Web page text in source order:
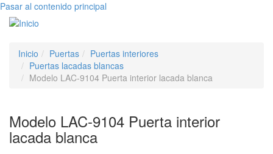
Pasar al contenido principal
Inicio
Puertas
Puertas interiores
Puertas lacadas blancas
Modelo LAC-9104 Puerta interior lacada blanca
Modelo LAC-9104 Puerta interior
lacada blanca